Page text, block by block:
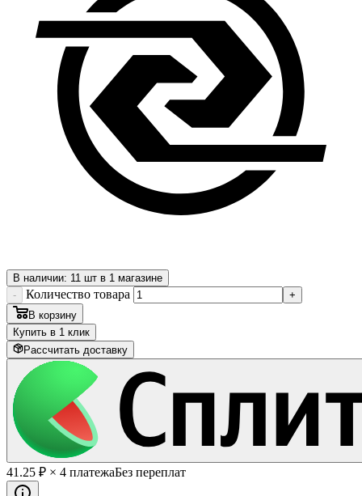
В наличии: 11 шт в 1 магазине
-
Количество товара
+
В корзину
Купить в 1 клик
Рассчитать доставку
41 .25 ₽ × 4 платежаБез переплат